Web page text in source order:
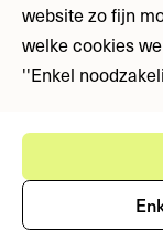
website zo fijn
welke cookies
''Enkel